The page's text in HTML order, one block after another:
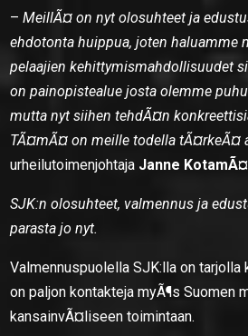
–MeillÃ¤ on nyt olosuhteet ja
ehdotonta huippua, joten haluamme
pelaajien kehittymismahdollisuudet
on painopistealue josta olemme
mutta nyt siihen tehdÃ¤n
TÃ¤mÃ¤ on meille todella tÃ¤rkeÃ¤
urheilutoimenjohtaja Janne
SJK:n olosuhteet, valmennus ja
parasta jo nyt.
Valmennuspuolella SJK:lla on tarjolla
on paljon kontakteja myÃ¶s Suomen
kansainvÃ¤liseen toimintaan.